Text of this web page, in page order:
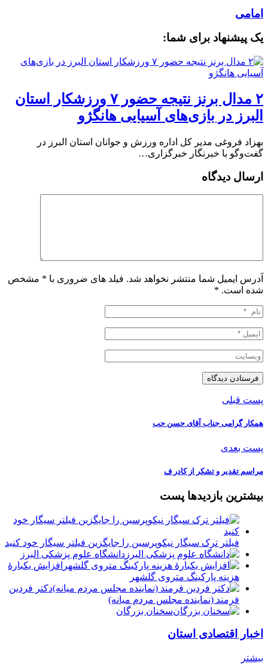
امامی
یک پیشنهاد برای شما:
۲ مدال برنز نتیجه حضور ۷ ورزشکار استان
البرز در بازی‌های آسیایی هانگژو
بهزاد فروغی مدیر کل اداره ورزش و جوانان استان البرز در
گفت‌وگو با خبرنگار خبرگزاری…
ارسال دیدگاه
آدرس ایمیل شما منتشر نخواهد شد. فیلد های ضروری با * مشخص
شده است. *
پست قبلی
️همکار گرامی جناب آقای حسن حب
پست بعدی
️مراسم تقدیر و تشکر از کادر ف
بیشترین بازدیدها پست
فیلتر ترک سیگار نیکوپرسین را جایگزین فیلتر سیگار خود کنید
دانشگاه علوم پزشکی البرز
افزایش یکبارۀ
هزینه پارکینگ متروی گلشهر
دكتر فردين
فرمند (نماينده مجلس مردم میانه)
سخنان بزرگان
اخبار اقتصادی استان
بیشتر